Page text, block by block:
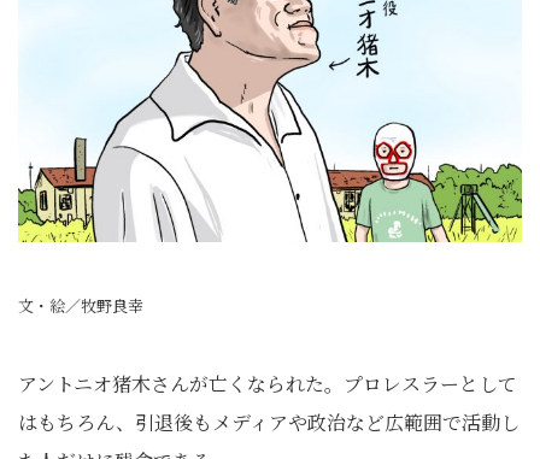
文・絵／牧野良幸
アントニオ猪木さんが亡くなられた。プロレスラーとして
はもちろん、引退後もメディアや政治など広範囲で活動し